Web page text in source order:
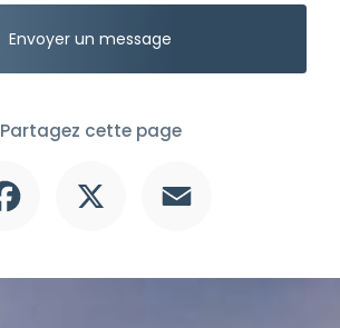
Envoyer un message
Partagez cette page